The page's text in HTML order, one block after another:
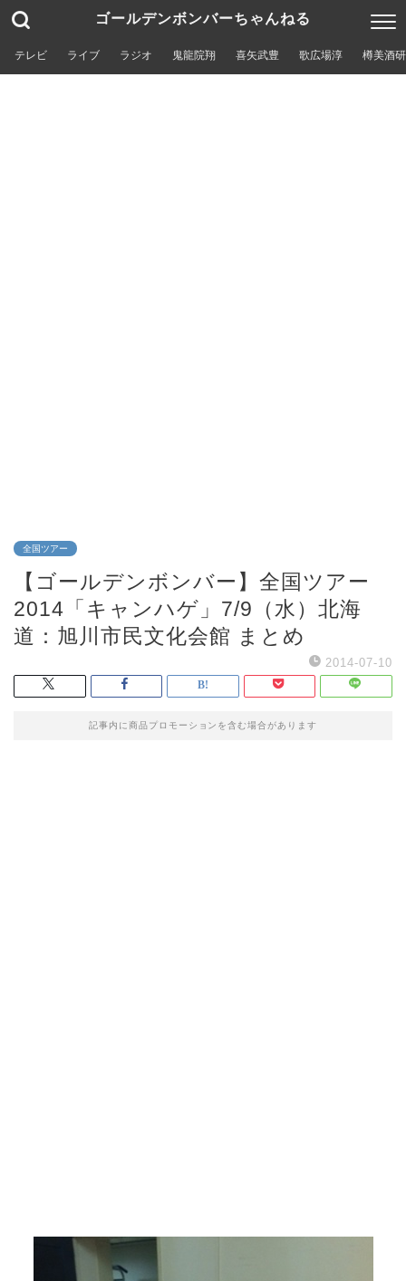
ゴールデンボンバーちゃんねる
テレビ ライブ ラジオ 鬼龍院翔 喜矢武豊 歌広場淳 樽美酒
全国ツアー
【ゴールデンボンバー】全国ツアー
2014「キャンハゲ」7/9（水）北海
道：旭川市民文化会館 まとめ
2014-07-10
記事内に商品プロモーションを含む場合があります